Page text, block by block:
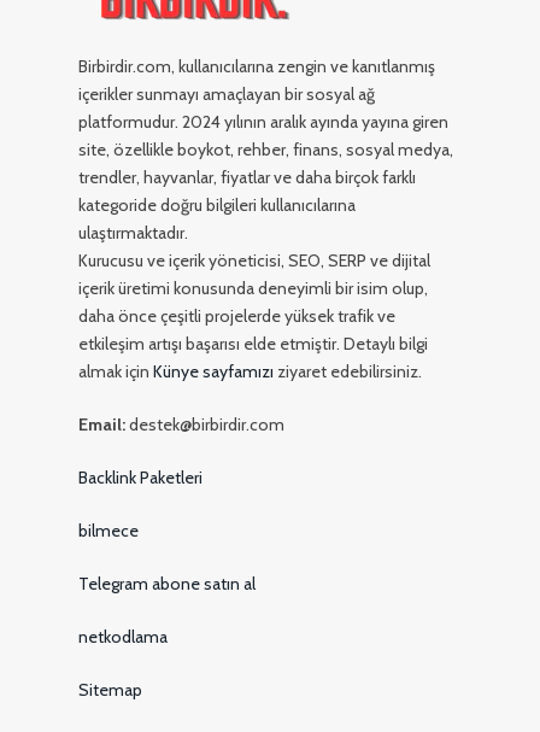
Birbirdir.com, kullanıcılarına zengin ve kanıtlanmış
içerikler sunmayı amaçlayan bir sosyal ağ
platformudur. 2024 yılının aralık ayında yayına giren
site, özellikle boykot, rehber, finans, sosyal medya,
trendler, hayvanlar, fiyatlar ve daha birçok farklı
kategoride doğru bilgileri kullanıcılarına
ulaştırmaktadır.
Kurucusu ve içerik yöneticisi, SEO, SERP ve dijital
içerik üretimi konusunda deneyimli bir isim olup,
daha önce çeşitli projelerde yüksek trafik ve
etkileşim artışı başarısı elde etmiştir. Detaylı bilgi
almak içinKünye sayfamızı ziyaret edebilirsiniz.
Email:destek@birbirdir.com
Backlink Paketleri
bilmece
Telegram abone satın al
netkodlama
Sitemap